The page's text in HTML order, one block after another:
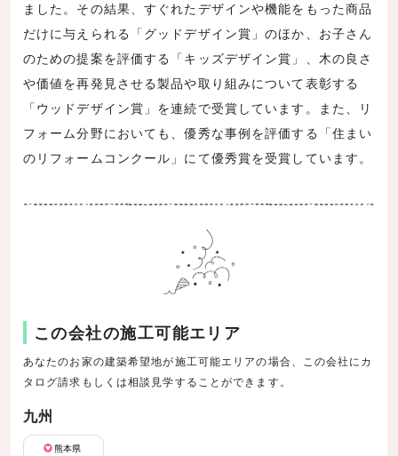
ました。その結果、すぐれたデザインや機能をもった商品
だけに与えられる「グッドデザイン賞」のほか、お子さん
のための提案を評価する「キッズデザイン賞」、木の良さ
や価値を再発見させる製品や取り組みについて表彰する
「ウッドデザイン賞」を連続で受賞しています。また、リ
フォーム分野においても、優秀な事例を評価する「住まい
のリフォームコンクール」にて優秀賞を受賞しています。
この会社の施工可能エリア
あなたのお家の建築希望地が施工可能エリアの場合、この会社にカ
タログ請求もしくは相談見学することができます。
九州
熊本県